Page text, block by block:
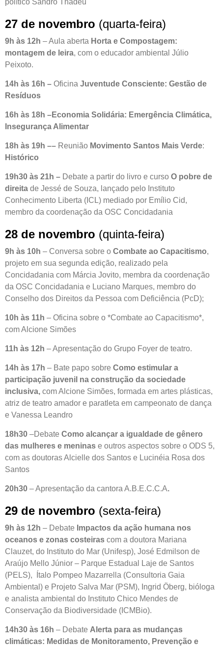
27 de novembro (quarta-feira)
9h às 12h – Aula aberta Horta e Compostagem:
montagem de leira, com o educador ambiental Júlio
Peixoto.
14h às 16h – Oficina Juventude Consciente: Gestão de
Resíduos
16h às 18h –Economia Solidária: Emergência Climática,
Insegurança Alimentar
18h às 19h –– Reunião Movimento Santos Mais Verde:
Histórico
19h30 às 21h – Debate a partir do livro e curso O pobre de
direita de Jessé de Souza, lançado pelo Instituto
Conhecimento Liberta (ICL) mediado por Emílio Cid,
membro da coordenação da OSC Concidadania
28 de novembro (quinta-feira)
9h às 10h – Conversa sobre o Combate ao Capacitismo,
projeto em sua segunda edição, realizado pela
Concidadania com Márcia Jovito, membra da coordenação
da OSC Concidadania e Luciano Marques, membro do
Conselho dos Direitos da Pessoa com Deficiência (PcD);
10h às 11h – Oficina sobre o *Combate ao Capacitismo*,
com Alcione Simões
11h às 12h – Apresentação do Grupo Foyer de teatro.
14h às 17h – Bate papo sobre Como estimular a
participação juvenil na construção da sociedade
inclusiva, com Alcione Simões, formada em artes plásticas,
atriz de teatro amador e paratleta em campeonato de dança
e Vanessa Leandro
18h30 –Debate Como alcançar a igualdade de gênero
das mulheres e meninas e outros aspectos sobre o ODS 5,
com as doutoras Alcielle dos Santos e Lucinéia Rosa dos
Santos
20h30 – Apresentação da cantora A.B.E.C.C.A.
29 de novembro (sexta-feira)
9h às 12h – Debate Impactos da ação humana nos
oceanos e zonas costeiras com a doutora Mariana
Clauzet, do Instituto do Mar (Unifesp), José Edmilson de
Araújo Mello Júnior – Parque Estadual Laje de Santos
(PELS), Ítalo Pompeo Mazarrella (Consultoria Gaia
Ambiental) e Projeto Salva Mar (PSM), Ingrid Öberg, bióloga
e analista ambiental do Instituto Chico Mendes de
Conservação da Biodiversidade (ICMBio).
14h30 às 16h – Debate Alerta para as mudanças
climáticas: Medidas de Monitoramento, Prevenção e